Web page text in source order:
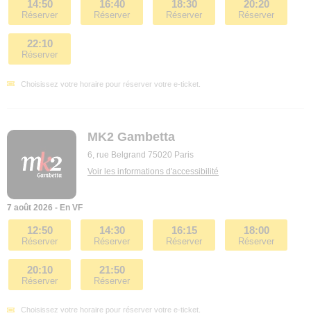
14:50
Réserver
16:40
Réserver
18:30
Réserver
20:20
Réserver
22:10
Réserver
Choisissez votre horaire pour réserver votre e-ticket.
MK2 Gambetta
6, rue Belgrand 75020 Paris
Voir les informations d'accessibilité
7 août 2026 - En VF
12:50
Réserver
14:30
Réserver
16:15
Réserver
18:00
Réserver
20:10
Réserver
21:50
Réserver
Choisissez votre horaire pour réserver votre e-ticket.